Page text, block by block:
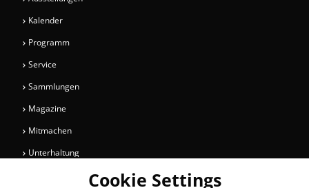
Kalender
Programm
Service
Sammlungen
Magazine
Mitmachen
Unterhaltung
Cookie Settings